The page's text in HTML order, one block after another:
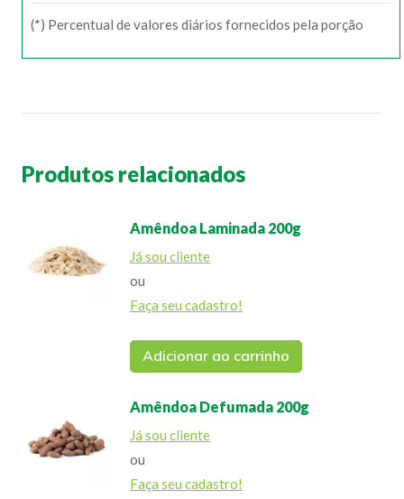
(*) Percentual de valores diários fornecidos pela porção
Produtos relacionados
Amêndoa Laminada 200g
Já sou cliente
ou
Faça seu cadastro!
Adicionar ao carrinho
Amêndoa Defumada 200g
Já sou cliente
ou
Faça seu cadastro!